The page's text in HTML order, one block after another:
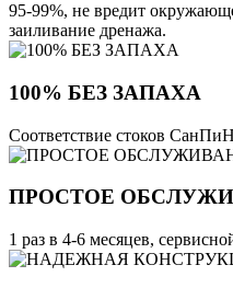
95-99%, не вредит
заиливание дренажа.
100% БЕЗ ЗАПАХА
Соответствие стоков
ПРОСТОЕ
1 раз в 4-6 месяцев,